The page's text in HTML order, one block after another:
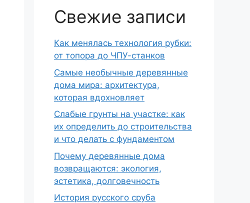
Свежие записи
Как менялась технология рубки:
от топора до ЧПУ-станков
Самые необычные деревянные
дома мира: архитектура,
которая вдохновляет
Слабые грунты на участке: как
их определить до строительства
и что делать с фундаментом
Почему деревянные дома
возвращаются: экология,
эстетика, долговечность
История русского сруба